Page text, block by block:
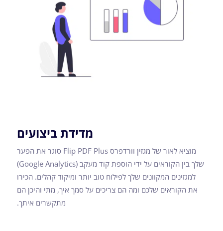
מדידת ביצועים
מוציא לאור של מגזין וורדפרס Flip PDF Plus סוגר את הפער
שלך בין הקוראים על ידי הוספת קוד מעקב (Google Analytics)
למגזינים המקוונים שלך לפילוח טוב יותר ומיקוד קהלים. הכירו
את הקוראים שלכם ומה הם צריכים על סמך איך, מתי והיכן הם
מתקשרים איתך.